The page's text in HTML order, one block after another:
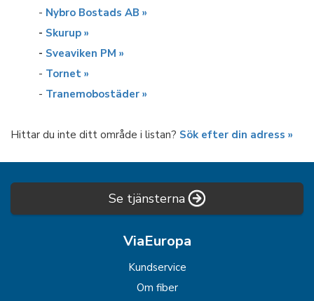
- Nybro Bostads AB »
- Skurup »
- Sveaviken PM »
- Tornet »
- Tranemobostäder »
Hittar du inte ditt område i listan? Sök efter din adress »
Se tjänsterna
ViaEuropa
Kundservice
Om fiber